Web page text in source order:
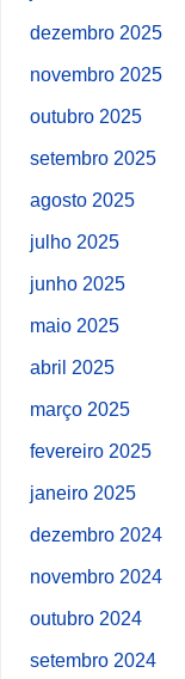
dezembro 2025
novembro 2025
outubro 2025
setembro 2025
agosto 2025
julho 2025
junho 2025
maio 2025
abril 2025
março 2025
fevereiro 2025
janeiro 2025
dezembro 2024
novembro 2024
outubro 2024
setembro 2024